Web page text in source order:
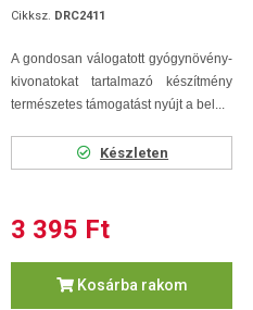
Cikksz. DRC2411
A gondosan válogatott gyógynövény-
kivonatokat tartalmazó készítmény
természetes támogatást nyújt a bel...
Készleten
3 395 Ft
Kosárba rakom